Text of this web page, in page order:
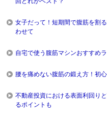
女子だって！短期間で腹筋を割
わせて
自宅で使う腹筋マシンおすすめ
腰を痛めない腹筋の鍛え方！初
不動産投資における表面利回り
るポイントも